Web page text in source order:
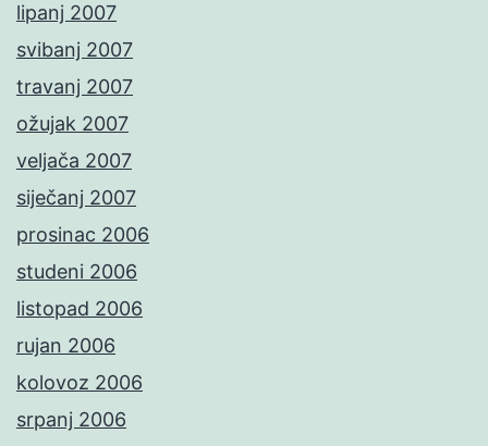
lipanj 2007
svibanj 2007
travanj 2007
ožujak 2007
veljača 2007
siječanj 2007
prosinac 2006
studeni 2006
listopad 2006
rujan 2006
kolovoz 2006
srpanj 2006